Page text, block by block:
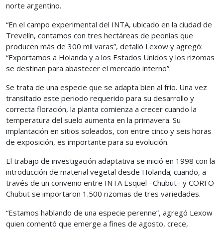
norte argentino.
“En el campo experimental del INTA, ubicado en la ciudad de
Trevelín, contamos con tres hectáreas de peonías que
producen más de 300 mil varas”, detalló Lexow y agregó:
“Exportamos a Holanda y a los Estados Unidos y los rizomas
se destinan para abastecer el mercado interno”.
Se trata de una especie que se adapta bien al frío. Una vez
transitado este periodo requerido para su desarrollo y
correcta floración, la planta comienza a crecer cuando la
temperatura del suelo aumenta en la primavera. Su
implantación en sitios soleados, con entre cinco y seis horas
de exposición, es importante para su evolución.
El trabajo de investigación adaptativa se inició en 1998 con la
introducción de material vegetal desde Holanda; cuando, a
través de un convenio entre INTA Esquel –Chubut– y CORFO
Chubut se importaron 1.500 rizomas de tres variedades.
“Estamos hablando de una especie perenne”, agregó Lexow
quien comentó que emerge a fines de agosto, crece,